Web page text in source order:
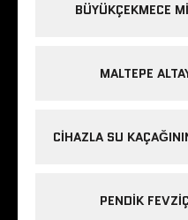
BÜYÜKÇEKMECE
MALTEPE
CIHAZLA SU
PENDIK